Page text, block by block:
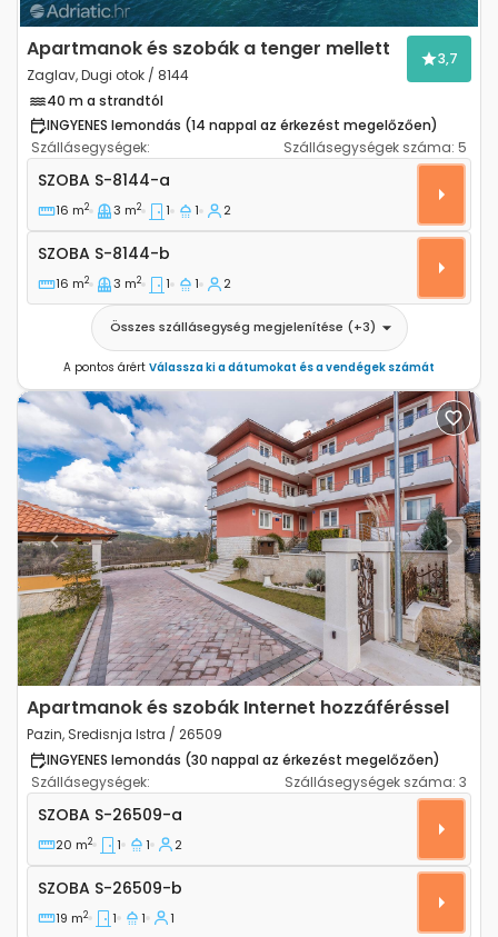
Apartmanok és szobák a tenger mellett
Zaglav, Dugi otok / 8144
3,7
40 m a strandtól
INGYENES lemondás (14 nappal az érkezést megelőzően)
Szállásegységek:
Szállásegységek száma: 5
Szoba Zaglav, Dugi otok S-8144-a
SZOBA S-8144-a
16 m2 3 m2 1 1 2
Szoba S-8144-b
SZOBA S-8144-b
16 m2 3 m2 1 1 2
Összes szállásegység megjelenítése (+3)
A pontos árért Válassza ki a dátumokat és a vendégek számát
Previous Next
Apartmanok és szobák Internet hozzáféréssel
Pazin, Sredisnja Istra / 26509
INGYENES lemondás (30 nappal az érkezést megelőzően)
Szállásegységek:
Szállásegységek száma: 3
Szoba Pazin, Sredisnja Istra S-26509-a
SZOBA S-26509-a
20 m2 1 1 2
Szoba S-26509-b
SZOBA S-26509-b
19 m2 1 1 1